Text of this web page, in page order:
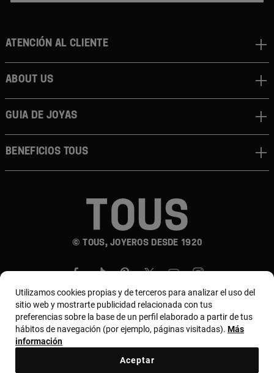
© TOUS, JOYEROS DESDE 1920
Atención al cliente
About us
Guia de joyas
Beneficios TOUS
País y moneda:Costa Rica / US Dollar
Utilizamos cookies propias y de terceros para analizar el uso del
sitio web y mostrarte publicidad relacionada con tus
preferencias sobre la base de un perfil elaborado a partir de tus
hábitos de navegación (por ejemplo, páginas visitadas). Más
información
Aceptar